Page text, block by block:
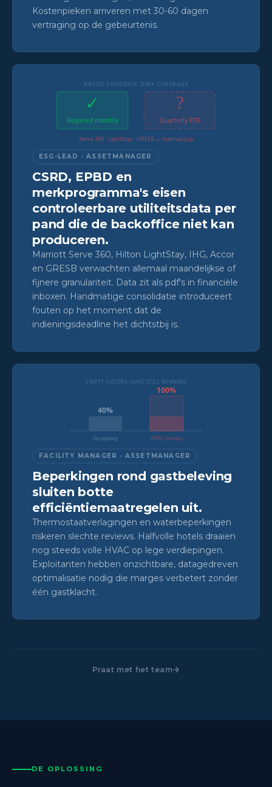
Kostenpieken arriveren met 30-60 dagen
vertraging op de gebeurtenis.
BRAND PROGRAM: DATA COVERAGE
✓
Required monthly
?
Quarterly PDF
Serve 360 · LightStay · GRESB → manual gap
ESG-LEAD · ASSETMANAGER
CSRD, EPBD en
merkprogramma's eisen
controleerbare utiliteitsdata per
pand die de backoffice niet kan
produceren.
Marriott Serve 360, Hilton LightStay, IHG, Accor
en GRESB verwachten allemaal maandelijkse of
fijnere granulariteit. Data zit als pdf's in financiële
inboxen. Handmatige consolidatie introduceert
fouten op het moment dat de
indieningsdeadline het dichtstbij is.
EMPTY FLOORS: HVAC STILL RUNNING
40%
Occupancy
100%
HVAC running
FACILITY MANAGER · ASSETMANAGER
Beperkingen rond gastbeleving
sluiten botte
efficiëntiemaatregelen uit.
Thermostaatverlagingen en waterbeperkingen
riskeren slechte reviews. Halfvolle hotels draaien
nog steeds volle HVAC op lege verdiepingen.
Exploitanten hebben onzichtbare, datagedreven
optimalisatie nodig die marges verbetert zonder
één gastklacht.
Praat met het team
DE OPLOSSING